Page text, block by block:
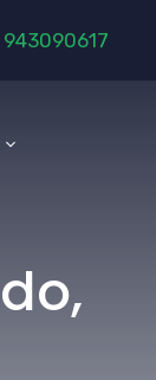
943090617